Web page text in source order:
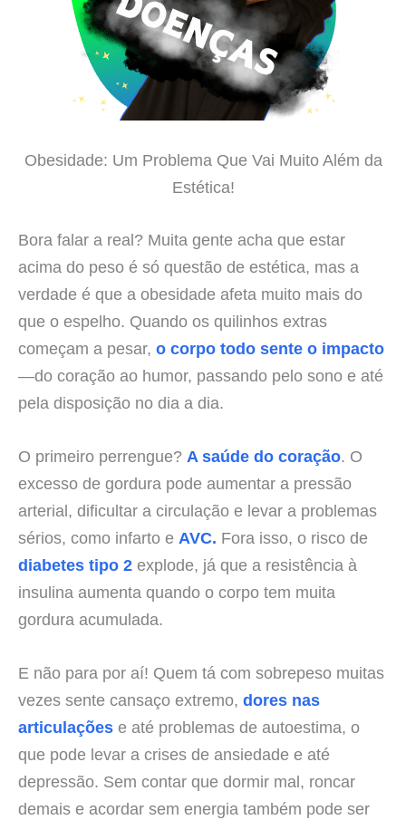
Obesidade: Um Problema Que Vai Muito Além da
Estética!
Bora falar a real? Muita gente acha que estar
acima do peso é só questão de estética, mas a
verdade é que a obesidade afeta muito mais do
que o espelho. Quando os quilinhos extras
começam a pesar, o corpo todo sente o impacto
—do coração ao humor, passando pelo sono e até
pela disposição no dia a dia.
O primeiro perrengue? A saúde do coração. O
excesso de gordura pode aumentar a pressão
arterial, dificultar a circulação e levar a problemas
sérios, como infarto e AVC. Fora isso, o risco de
diabetes tipo 2 explode, já que a resistência à
insulina aumenta quando o corpo tem muita
gordura acumulada.
E não para por aí! Quem tá com sobrepeso muitas
vezes sente cansaço extremo, dores nas
articulações e até problemas de autoestima, o
que pode levar a crises de ansiedade e até
depressão. Sem contar que dormir mal, roncar
demais e acordar sem energia também pode ser